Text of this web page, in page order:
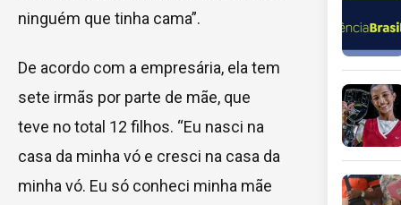
ninguém que tinha cama”.
De acordo com a empresária, ela tem
sete irmãs por parte de mãe, que
teve no total 12 filhos. “Eu nasci na
casa da minha vó e cresci na casa da
minha vó. Eu só conheci minha mãe